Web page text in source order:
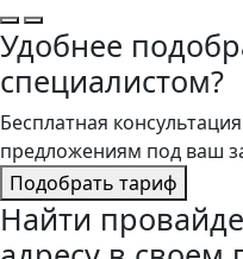
Удобнее
специалистом?
Бесплатная
предложениям под ваш
Подобрать тариф
Найти